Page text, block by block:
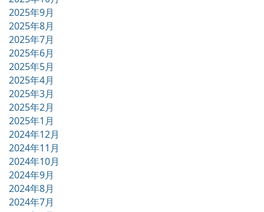
2025年9月
2025年8月
2025年7月
2025年6月
2025年5月
2025年4月
2025年3月
2025年2月
2025年1月
2024年12月
2024年11月
2024年10月
2024年9月
2024年8月
2024年7月